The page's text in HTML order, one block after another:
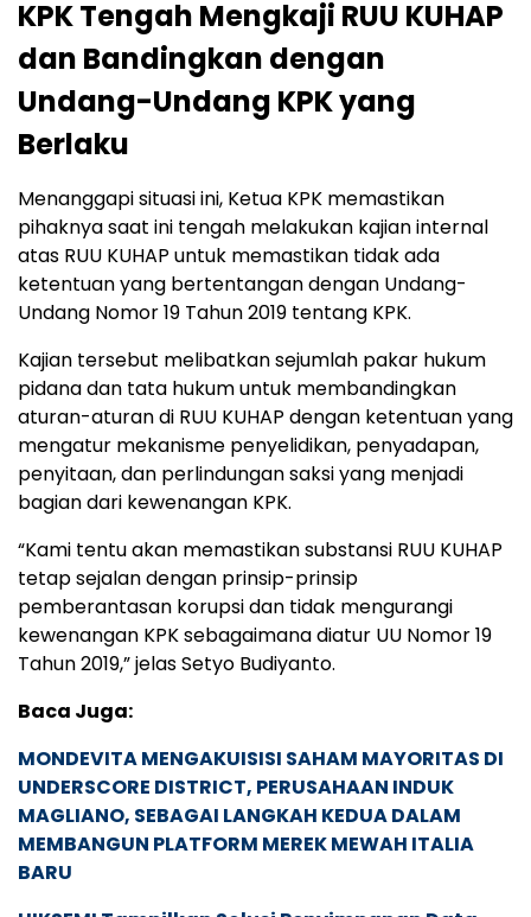
KPK Tengah Mengkaji RUU KUHAP
dan Bandingkan dengan
Undang-Undang KPK yang
Berlaku
Menanggapi situasi ini, Ketua KPK memastikan
pihaknya saat ini tengah melakukan kajian internal
atas RUU KUHAP untuk memastikan tidak ada
ketentuan yang bertentangan dengan Undang-
Undang Nomor 19 Tahun 2019 tentang KPK.
Kajian tersebut melibatkan sejumlah pakar hukum
pidana dan tata hukum untuk membandingkan
aturan-aturan di RUU KUHAP dengan ketentuan yang
mengatur mekanisme penyelidikan, penyadapan,
penyitaan, dan perlindungan saksi yang menjadi
bagian dari kewenangan KPK.
“Kami tentu akan memastikan substansi RUU KUHAP
tetap sejalan dengan prinsip-prinsip
pemberantasan korupsi dan tidak mengurangi
kewenangan KPK sebagaimana diatur UU Nomor 19
Tahun 2019,” jelas Setyo Budiyanto.
Baca Juga:
MONDEVITA MENGAKUISISI SAHAM MAYORITAS DI
UNDERSCORE DISTRICT, PERUSAHAAN INDUK
MAGLIANO, SEBAGAI LANGKAH KEDUA DALAM
MEMBANGUN PLATFORM MEREK MEWAH ITALIA
BARU